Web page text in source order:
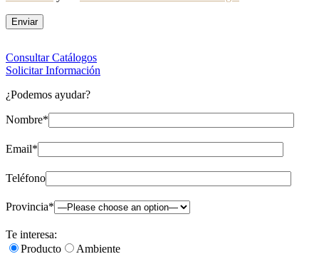
Consultar Catálogos
Solicitar Información
¿Podemos ayudar?
Nombre*
Email*
Teléfono
Provincia*
Te interesa:
Producto
Ambiente